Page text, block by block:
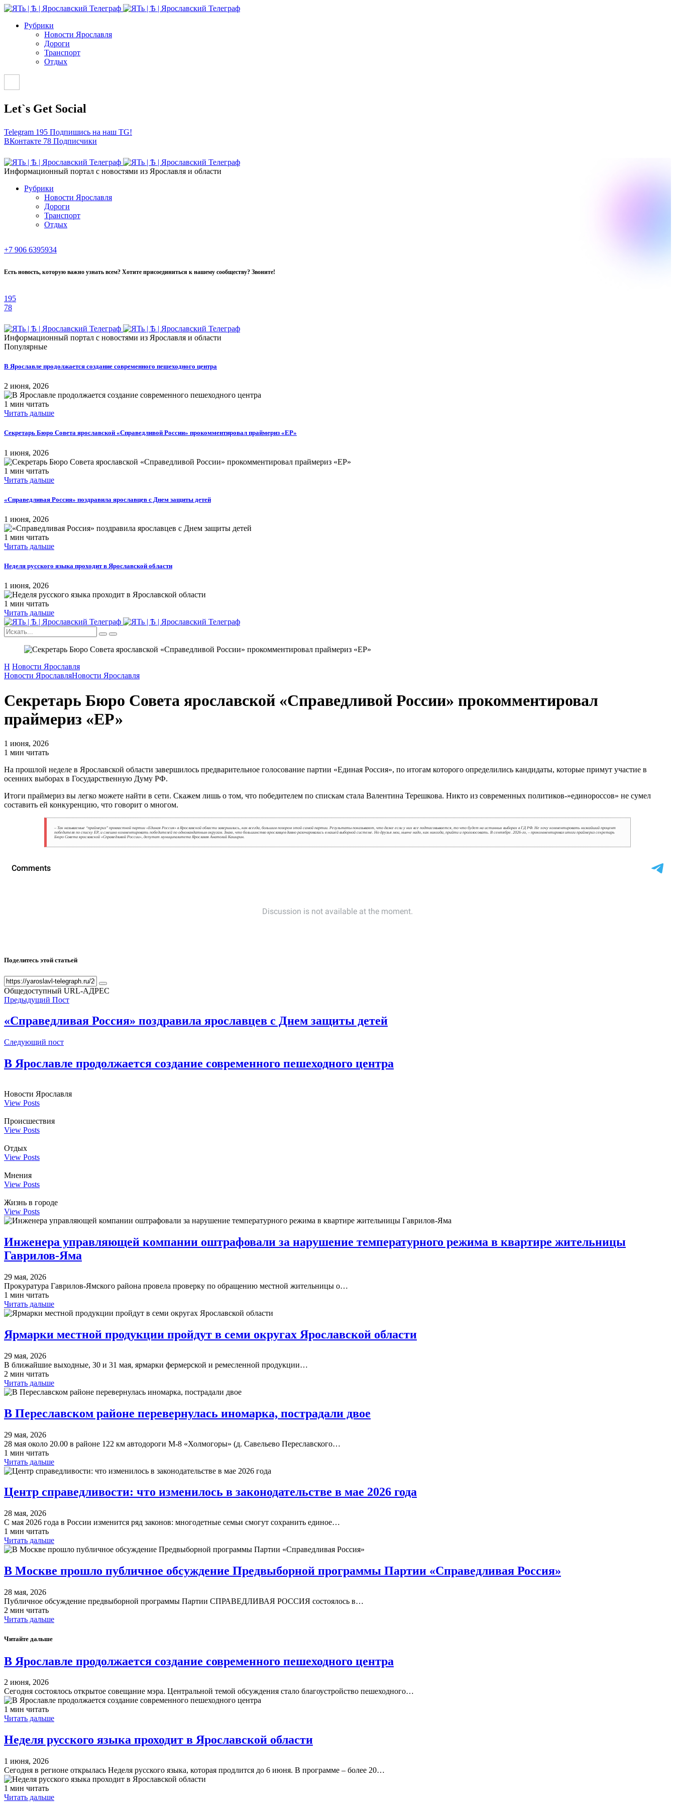
Рубрики
Новости Ярославля
Дороги
Транспорт
Отдых
Let`s Get Social
Telegram 195 Подпишись на наш TG!
ВКонтакте 78 Подписчики
Информационный портал с новостями из Ярославля и области
Рубрики
Новости Ярославля
Дороги
Транспорт
Отдых
+7 906 6395934
Есть новость, которую важно узнать всем? Хотите присоединиться к нашему сообществу? Звоните!
195
78
Информационный портал с новостями из Ярославля и области
Популярные
В Ярославле продолжается создание современного пешеходного центра
2 июня, 2026
1 мин читать
Читать дальше
Секретарь Бюро Совета ярославской «Справедливой России» прокомментировал праймериз «ЕР»
1 июня, 2026
1 мин читать
Читать дальше
«Справедливая Россия» поздравила ярославцев с Днем защиты детей
1 июня, 2026
1 мин читать
Читать дальше
​Неделя русского языка проходит в Ярославской области
1 июня, 2026
1 мин читать
Читать дальше
Н Новости Ярославля
Новости ЯрославляНовости Ярославля
Секретарь Бюро Совета ярославской «Справедливой России» прокомментировал
праймериз «ЕР»
1 июня, 2026
1 мин читать
На прошлой неделе в Ярославской области завершилось предварительное голосование партии «Единая Россия», по итогам которого определились кандидаты, которые примут участие в
осенних выборах в Государственную Думу РФ.
Итоги праймериз вы легко можете найти в сети. Скажем лишь о том, что победителем по спискам стала Валентина Терешкова. Никто из современных политиков-»единороссов» не сумел
составить ей конкуренцию, что говорит о многом.
– Так называемые “праймериз” провластной партии «Единая Россия» в Ярославской области завершились, как всегда, большим позором этой самой партии. Результаты показывают, что даже если у них все подтасовывается, то что будет на истинных выборах в ГД РФ. Не хочу комментировать нижайший процент
победителя по списку ЕР, и смешно комментировать победителей по одномандатным округам. Знаю, что большинство ярославцев давно разочаровались в нашей выборной системе. Но друзья мои, нынче надо, как никогда, прийти и проголосовать. В сентябре. 2026-го, – прокомментировал итоги праймериз секретарь
Бюро Совета ярославской «Справедливой России», депутат муниципалитета Ярославля Анатолий Каширин.
Поделитесь этой статьей
Общедоступный URL-АДРЕС
Предыдущий Пост
«Справедливая Россия» поздравила ярославцев с Днем защиты детей
Следующий пост
В Ярославле продолжается создание современного пешеходного центра
Новости Ярославля
View Posts
Происшествия
View Posts
Отдых
View Posts
Мнения
View Posts
Жизнь в городе
View Posts
Инженера управляющей компании оштрафовали за нарушение температурного режима в квартире жительницы
Гаврилов-Яма
29 мая, 2026
Прокуратура Гаврилов-Ямского района провела проверку по обращению местной жительницы о…
1 мин читать
Читать дальше
Ярмарки местной продукции пройдут в семи округах Ярославской области
29 мая, 2026
В ближайшие выходные, 30 и 31 мая, ярмарки фермерской и ремесленной продукции…
2 мин читать
Читать дальше
В Переславском районе перевернулась иномарка, пострадали двое
29 мая, 2026
28 мая около 20.00 в районе 122 км автодороги М-8 «Холмогоры» (д. Савельево Переславского…
1 мин читать
Читать дальше
Центр справедливости: что изменилось в законодательстве в мае 2026 года
28 мая, 2026
С мая 2026 года в России изменится ряд законов: многодетные семьи смогут сохранить единое…
1 мин читать
Читать дальше
В Москве прошло публичное обсуждение Предвыборной программы Партии «Справедливая Россия»
28 мая, 2026
Публичное обсуждение предвыборной программы Партии СПРАВЕДЛИВАЯ РОССИЯ состоялось в…
2 мин читать
Читать дальше
Читайте дальше
В Ярославле продолжается создание современного пешеходного центра
2 июня, 2026
Сегодня состоялось открытое совещание мэра. Центральной темой обсуждения стало благоустройство пешеходного…
1 мин читать
Читать дальше
​Неделя русского языка проходит в Ярославской области
1 июня, 2026
Сегодня в регионе открылась Неделя русского языка, которая продлится до 6 июня. В программе – более 20…
1 мин читать
Читать дальше